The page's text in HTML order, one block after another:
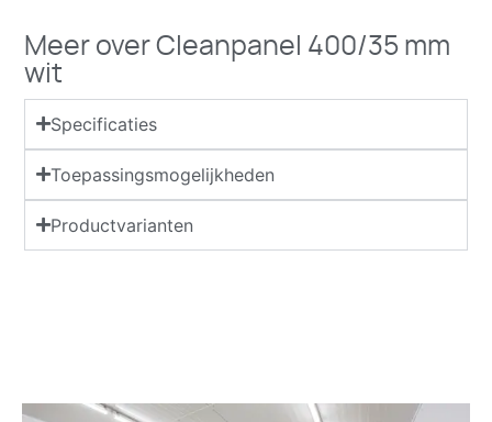
Meer over Cleanpanel 400/35 mm
wit
Specificaties
Toepassingsmogelijkheden
Productvarianten